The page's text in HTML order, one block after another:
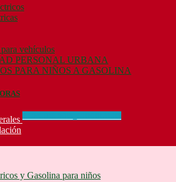
vehículos
PERSONAL URBANA
PARA NIÑOS A GASOLINA
y Gasolina para niños